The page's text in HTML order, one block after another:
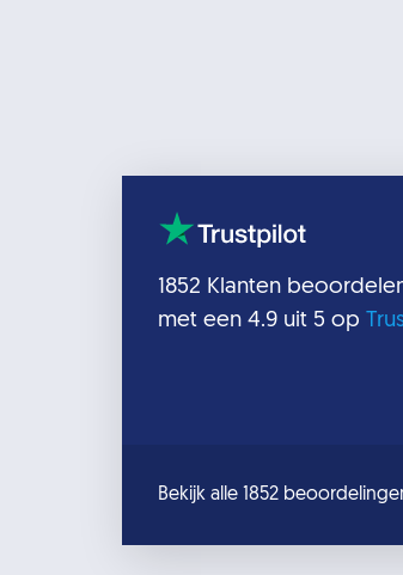
1852 Klanten
met een 4.9 uit 5 op
Bekijk alle 1852